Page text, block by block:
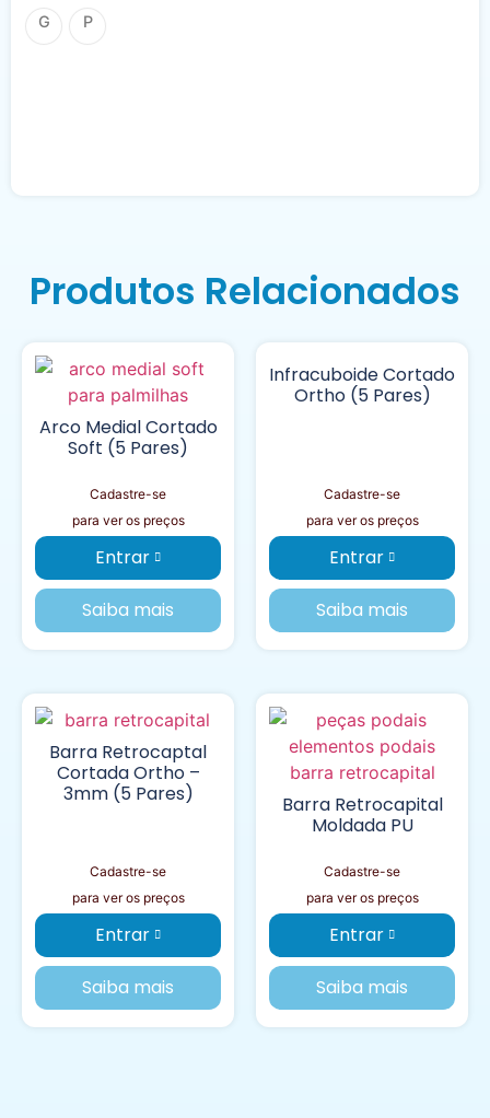
G P
Produtos Relacionados
Arco Medial Cortado
Soft (5 Pares)
Cadastre-se
para ver os preços
Entrar
Saiba mais
Infracuboide Cortado
Ortho (5 Pares)
Cadastre-se
para ver os preços
Entrar
Saiba mais
Barra Retrocaptal
Cortada Ortho –
3mm (5 Pares)
Cadastre-se
para ver os preços
Entrar
Saiba mais
Barra Retrocapital
Moldada PU
Cadastre-se
para ver os preços
Entrar
Saiba mais